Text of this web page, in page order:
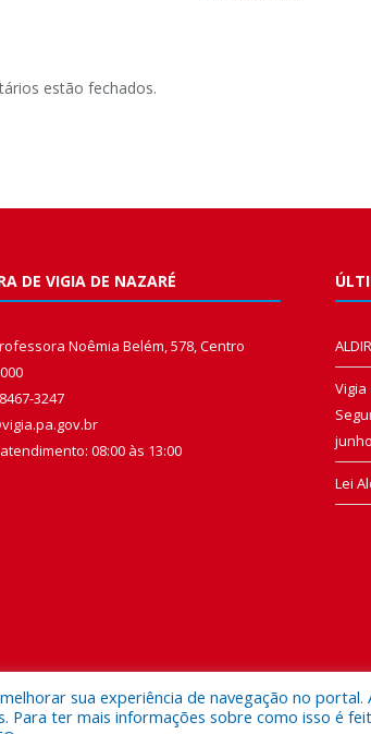
estão fechados.
DE VIGIA DE NAZARÉ
Noêmia Belém, 578, Centro
3247
08:00 às 13:00
Vigia
Lei
sua experiência de navegação no
Para ter mais informações sobre como isso é